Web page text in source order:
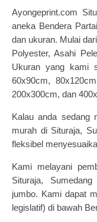
Ayongeprint.com
aneka Bendera
dan ukuran. Mulai
Polyester, Asahi
Ukuran yang kami
60x90cm,
200x300cm, dan
Kalau anda sedang
murah di Situraja,
fleksibel
Kami melayani
Situraja,
jumbo. Kami dapat
legislatif) di bawah